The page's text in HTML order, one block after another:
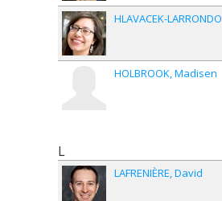
HLAVACEK-LARRONDO
HOLBROOK Madisen
L
LAFRENIÈRE David